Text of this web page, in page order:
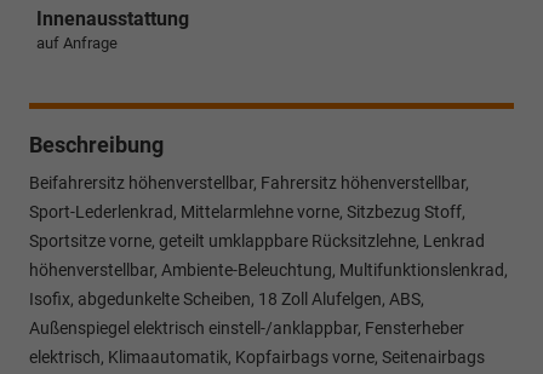
Innenausstattung
auf Anfrage
Beschreibung
Beifahrersitz höhenverstellbar, Fahrersitz höhenverstellbar,
Sport-Lederlenkrad, Mittelarmlehne vorne, Sitzbezug Stoff,
Sportsitze vorne, geteilt umklappbare Rücksitzlehne, Lenkrad
höhenverstellbar, Ambiente-Beleuchtung, Multifunktionslenkrad,
Isofix, abgedunkelte Scheiben, 18 Zoll Alufelgen, ABS,
Außenspiegel elektrisch einstell-/anklappbar, Fensterheber
elektrisch, Klimaautomatik, Kopfairbags vorne, Seitenairbags